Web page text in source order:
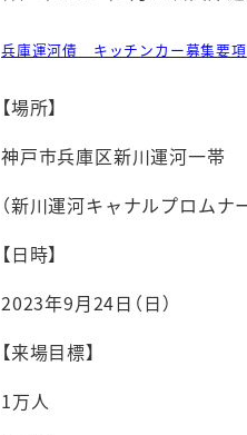
兵庫運河債 キッチンカー募集要項
【場所】
神戸市兵庫区新川運河一帯
（新川運河キャナルプロムナ
【日時】
2023年9月24日（日）
【来場目標】
1万人